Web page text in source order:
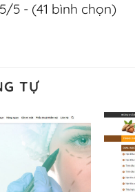
thì vấn đề giao diện
lớn, sẵn sàng hỗ trợ
cho một diễn đàn cộng
5 - (41 bình chọn)
TỰ